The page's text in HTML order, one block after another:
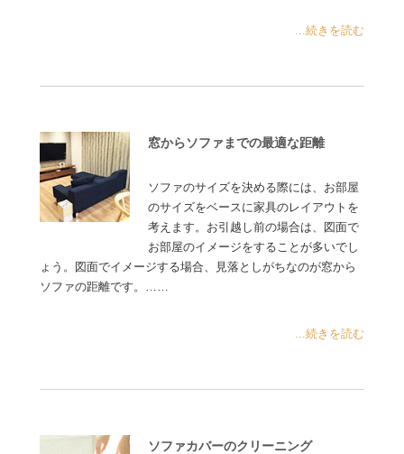
...続きを読む
窓からソファまでの最適な距離
ソファのサイズを決める際には、お部屋
のサイズをベースに家具のレイアウトを
考えます。お引越し前の場合は、図面で
お部屋のイメージをすることが多いでし
ょう。図面でイメージする場合、見落としがちなのが窓から
ソファの距離です。……
...続きを読む
ソファカバーのクリーニング